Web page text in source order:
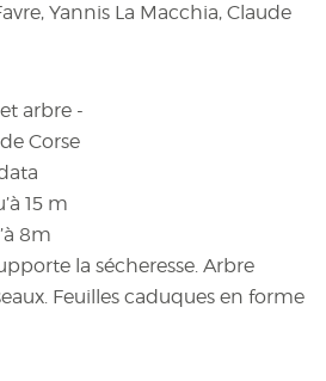
Yannis La Macchia, Claude
arbre -
Corse
15 m
8m
la sécheresse. Arbre
Feuilles caduques en forme